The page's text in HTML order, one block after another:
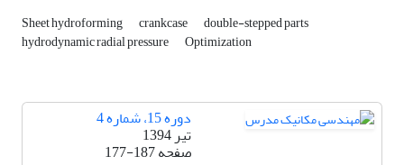
Sheet hydroforming crankcase double-stepped parts
hydrodynamic radial pressure Optimization
دوره 15، شماره 4
تیر 1394
صفحه177-187